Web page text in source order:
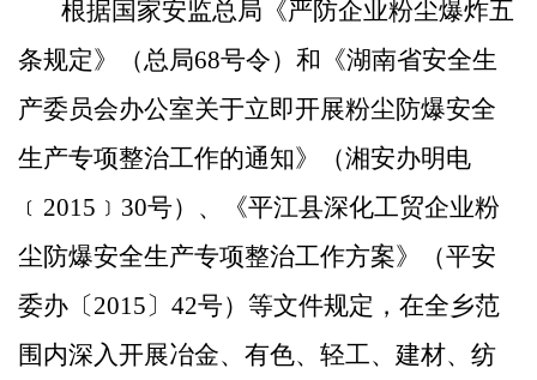
根据国家安监总局《严防企业粉尘爆炸五
条规定》（总局68号令）和《湖南省安全生
产委员会办公室关于立即开展粉尘防爆安全
生产专项整治工作的通知》（湘安办明电
﹝ 2015 ﹞ 30号）、《平江县深化工贸企业粉
尘防爆安全生产专项整治工作方案》（平安
委办〔2015〕 42号）等文件规定，在全乡范
围内深入开展冶金、有色、轻工、建材、纺